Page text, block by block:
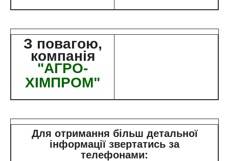
З повагою,
компанія
"АГРО-
ХІМПРОМ"
Для отримання більш детальної
інформації звертатись за
телефонами: